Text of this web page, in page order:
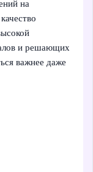
на
и решающих
важнее даже